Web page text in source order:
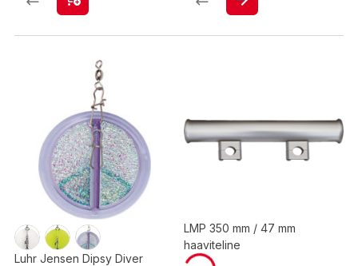
Luhr Jensen Dipsy Diver
LMP 350 mm / 47 mm
haaviteline